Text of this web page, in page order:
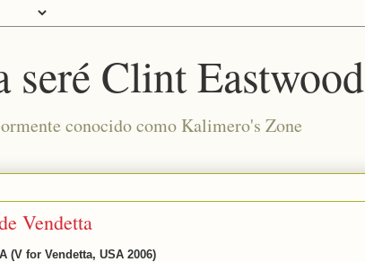
seré Clint Eastwood
conocido como Kalimero's Zone
Vendetta
(V for Vendetta, USA 2006)